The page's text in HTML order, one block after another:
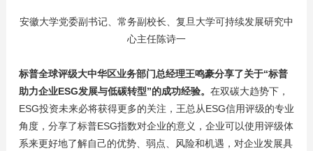
安徽大学党委副书记、常务副校长、复旦大学可持续发展研究中
心主任陈诗一
标普全球评级大中华区业务部门总经理王鸣豪分享了关于“标普
助力企业ESG发展与低碳转型”的成功经验。 在双碳大趋势下，
ESG投资未来必将获得更多的关注，王总从ESG信用评级的专业
角度，分享了标普ESG指数对企业的意义，企业可以使用评级体
系来更好地了解自己的优势、弱点、风险和机遇，对企业发展具